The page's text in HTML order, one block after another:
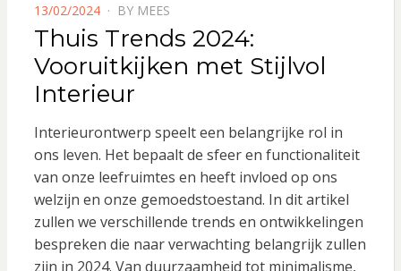
POSTED
ON
13/02/2024 BY MEES
Thuis Trends 2024:
Vooruitkijken met Stijlvol
Interieur
Interieurontwerp speelt een belangrijke rol in
ons leven. Het bepaalt de sfeer en functionaliteit
van onze leefruimtes en heeft invloed op ons
welzijn en onze gemoedstoestand. In dit artikel
zullen we verschillende trends en ontwikkelingen
bespreken die naar verwachting belangrijk zullen
zijn in 2024. Van duurzaamheid tot minimalisme,